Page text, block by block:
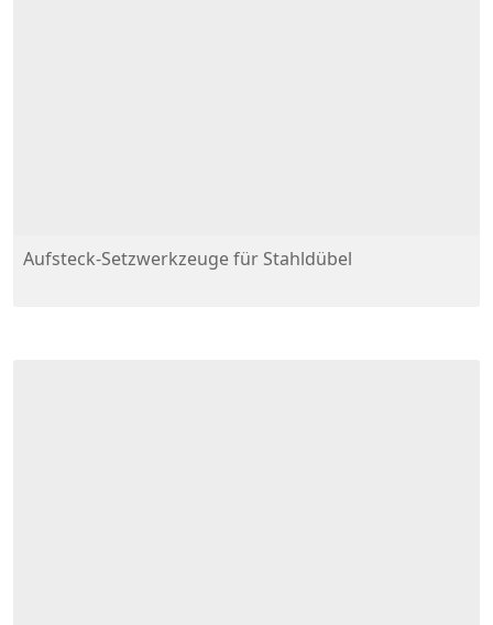
Aufsteck-Setzwerkzeuge für Stahldübel